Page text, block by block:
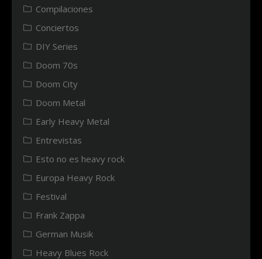
Compilaciones
Conciertos
DIY Series
Doom 70s
Doom City
Doom Metal
Early Heavy Metal
Entrevistas
Esto no es heavy rock
Europa Heavy Rock
Festival
Frank Zappa
German Musik
Heavy Blues Rock